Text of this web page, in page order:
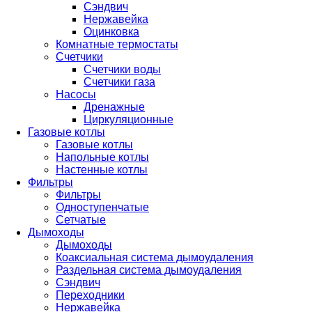
Сэндвич
Нержавейка
Оцинковка
Комнатные термостаты
Счетчики
Счетчики воды
Счетчики газа
Насосы
Дренажные
Циркуляционные
Газовые котлы
Газовые котлы
Напольные котлы
Настенные котлы
Фильтры
Фильтры
Одноступенчатые
Сетчатые
Дымоходы
Дымоходы
Коаксиальная система дымоудаления
Раздельная система дымоудаления
Сэндвич
Переходники
Нержавейка